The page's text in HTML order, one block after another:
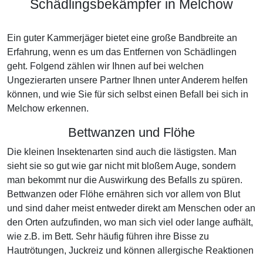
Schädlingsbekämpfer in Melchow
Ein guter Kammerjäger bietet eine große Bandbreite an
Erfahrung, wenn es um das Entfernen von Schädlingen
geht. Folgend zählen wir Ihnen auf bei welchen
Ungezierarten unsere Partner Ihnen unter Anderem helfen
können, und wie Sie für sich selbst einen Befall bei sich in
Melchow erkennen.
Bettwanzen und Flöhe
Die kleinen Insektenarten sind auch die lästigsten. Man
sieht sie so gut wie gar nicht mit bloßem Auge, sondern
man bekommt nur die Auswirkung des Befalls zu spüren.
Bettwanzen oder Flöhe ernähren sich vor allem von Blut
und sind daher meist entweder direkt am Menschen oder an
den Orten aufzufinden, wo man sich viel oder lange aufhält,
wie z.B. im Bett. Sehr häufig führen ihre Bisse zu
Hautrötungen, Juckreiz und können allergische Reaktionen